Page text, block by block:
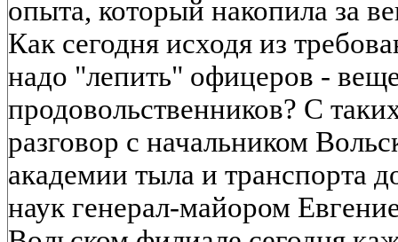
опыта, который накопила за
Как сегодня исходя из
надо "лепить" офицеров -
продовольственников? С
разговор с начальником
академии тыла и транспорта
наук генерал-майором